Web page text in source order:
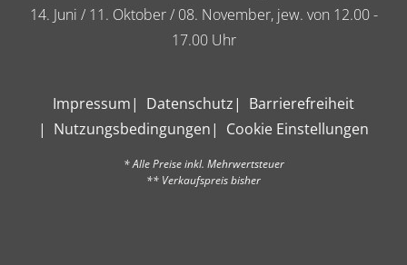
14. Juni / 11. Oktober / 08. November, jew. von 12.00 -
17.00 Uhr
Impressum Datenschutz
Barrierefreiheit
Nutzungsbedingungen
Cookie Einstellungen
* Alle Preise inkl. Mehrwertsteuer
** Verkaufspreis bisher